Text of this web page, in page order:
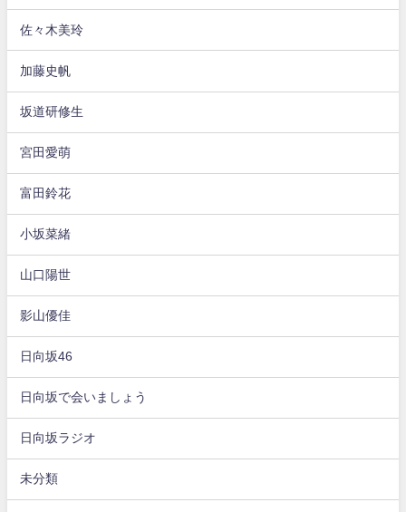
佐々木美玲
加藤史帆
坂道研修生
宮田愛萌
富田鈴花
小坂菜緒
山口陽世
影山優佳
日向坂46
日向坂で会いましょう
日向坂ラジオ
未分類